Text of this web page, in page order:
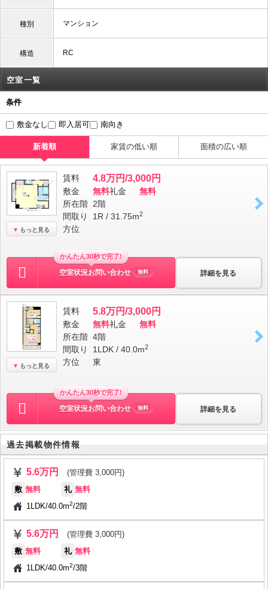
種別 マンション
構造 RC
空室一覧
条件
敷金なし 即入居可 南向き
新着順 家賃の低い順 面積の広い順
もっと見る
賃料 4.8万円/3,000円
敷金 無料礼金
無料
所在階 2階
間取り
1R / 31.75m2
方位
詳細を見る
かんたん30秒で完了!
空室状況お問い合わせ 無料
もっと見る
賃料 5.8万円/3,000円
敷金 無料礼金
無料
所在階 4階
間取り
1LDK / 40.0m2
方位 東
詳細を見る
かんたん30秒で完了!
空室状況お問い合わせ 無料
過去掲載物件情報
5.6万円
(管理費 3,000円)
敷 無料 礼 無料
1LDK/40.0m2/2階
5.6万円
(管理費 3,000円)
敷 無料 礼 無料
1LDK/40.0m2/3階